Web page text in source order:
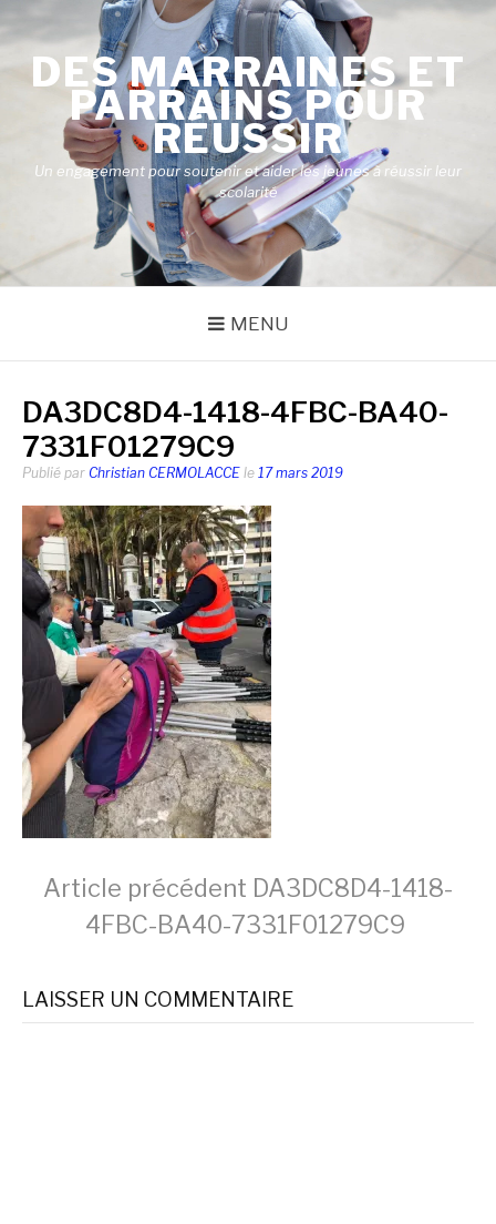
contenuDES MARRAINES ET
PARRAINS POUR
RÉUSSIR
Un engagement pour soutenir et aider les jeunes à réussir leur
scolarité
MENU
DA3DC8D4-1418-4FBC-BA40-
7331F01279C9
Publié par Christian CERMOLACCE le 17 mars 2019
Lire
la
suite
Article précédent DA3DC8D4-1418-
4FBC-BA40-7331F01279C9
LAISSER UN COMMENTAIRE